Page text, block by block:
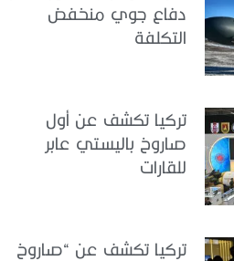
دفاع جوي منخفض
التكلفة
تركيا تكشف عن أول
صاروخ باليستي عابر
للقارات
تركيا تكشف عن “صاروخ